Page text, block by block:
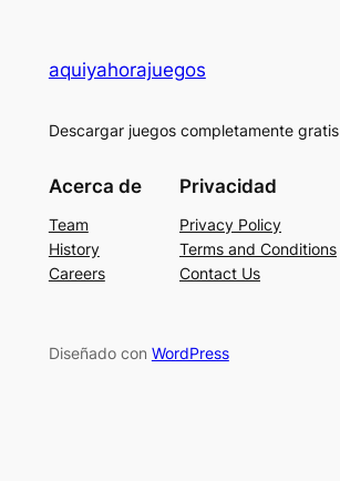
aquiyahorajuegos
Descargar juegos completamente gratis
Acerca de
Team
History
Careers
Privacidad
Privacy Policy
Terms and Conditions
Contact Us
Diseñado con WordPress